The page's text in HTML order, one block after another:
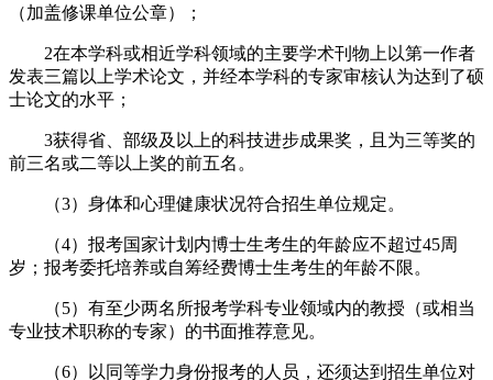
（加盖修课单位公章）；
2在本学科或相近学科领域的主要学术刊物上以第一作者
发表三篇以上学术论文，并经本学科的专家审核认为达到了硕
士论文的水平；
3获得省、部级及以上的科技进步成果奖，且为三等奖的
前三名或二等以上奖的前五名。
（3）身体和心理健康状况符合招生单位规定。
（4）报考国家计划内博士生考生的年龄应不超过45周
岁；报考委托培养或自筹经费博士生考生的年龄不限。
（5）有至少两名所报考学科专业领域内的教授（或相当
专业技术职称的专家）的书面推荐意见。
（6）以同等学力身份报考的人员，还须达到招生单位对